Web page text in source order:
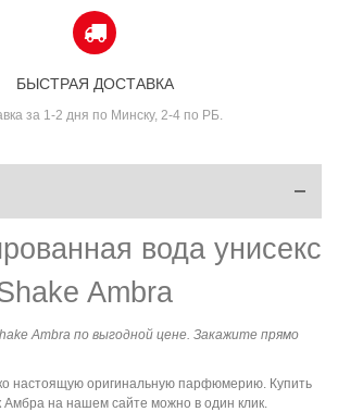
БЫСТРАЯ ДОСТАВКА
за 1-2 дня по Минску, 2-4 по РБ.
вода унисекс
Ambra
Ambra по выгодной цене. Закажите прямо
настоящую оригинальную парфюмерию. Купить
на нашем сайте можно в один клик.